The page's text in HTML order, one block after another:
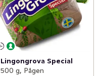
Lingongrova Special
500 g, Pågen